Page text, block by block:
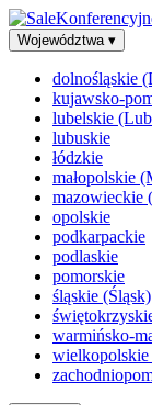
Województwa ▾
dolnośląskie
kujawsko-
lubelskie
lubuskie
łódzkie
małopolskie
mazowieckie
opolskie
podkarpackie
podlaskie
pomorskie
śląskie (Śląsk)
warmińsko-